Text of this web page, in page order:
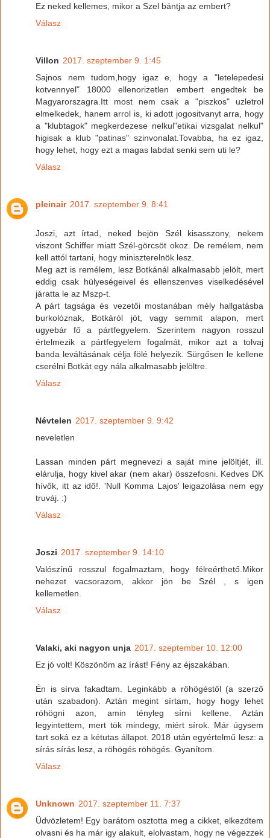
Ez neked kellemes, mikor a Szel bántja az embert?
Válasz
Villon 2017. szeptember 9. 1:45
Sajnos nem tudom,hogy igaz e, hogy a "letelepedesi
kotvennyel" 18000 ellenorizetlen embert engedtek be
Magyarorszagra.Itt most nem csak a "piszkos" uzletrol
elmelkedek, hanem arrol is, ki adott jogositvanyt arra, hogy
a "klubtagok" megkerdezese nelkul"etikai vizsgalat nelkul"
higisak a klub "patinas" szinvonalat.Tovabba, ha ez igaz,
hogy lehet, hogy ezt a magas labdat senki sem uti le?
Válasz
pleinair 2017. szeptember 9. 8:41
Joszi, azt írtad, neked bejön Szél kisasszony, nekem
viszont Schiffer miatt Szél-görcsöt okoz. De remélem, nem
kell attól tartani, hogy miniszterelnök lesz.
Meg azt is remélem, lesz Botkánál alkalmasabb jelölt, mert
eddig csak hülyeségeivel és ellenszenves viselkedésével
járatta le az Mszp-t.
A párt tagsága és vezetői mostanában mély hallgatásba
burkolóznak, Botkáról jót, vagy semmit alapon, mert
ugyebár fő a pártfegyelem. Szerintem nagyon rosszul
értelmezik a pártfegyelem fogalmát, mikor azt a tolvaj
banda leváltásának célja fölé helyezik. Sürgősen le kellene
cserélni Botkát egy nála alkalmasabb jelöltre.
Válasz
Névtelen 2017. szeptember 9. 9:42
neveletlen
Lassan minden párt megnevezi a saját mine jelöltjét, ill.
elárulja, hogy kivel akar (nem akar) összefosni. Kedves DK
hívők, itt az idő!. 'Null Komma Lajos' leigazolása nem egy
truváj. :)
Válasz
Joszi 2017. szeptember 9. 14:10
Valószínű rosszul fogalmaztam, hogy félreérthető.Mikor
nehezet vacsorazom, akkor jön be Szél , s igen
kellemetlen.
Válasz
Valaki, aki nagyon unja 2017. szeptember 10. 12:00
Ez jó volt! Köszönöm az írást! Fény az éjszakában.
Én is sírva fakadtam. Leginkább a röhögéstől (a szerző
után szabadon). Aztán megint sírtam, hogy hogy lehet
röhögni azon, amin tényleg sírni kellene. Aztán
legyintettem, mert tök mindegy, miért sírok. Már úgysem
tart soká ez a kétutas állapot. 2018 után egyértelmű lesz: a
sírás sírás lesz, a röhögés röhögés. Gyanítom.
Válasz
Unknown 2017. szeptember 11. 7:37
Üdvözletem! Egy barátom osztotta meg a cikket, elkezdtem
olvasni és ha már igy alakult, elolvastam, hogy ne végezzek